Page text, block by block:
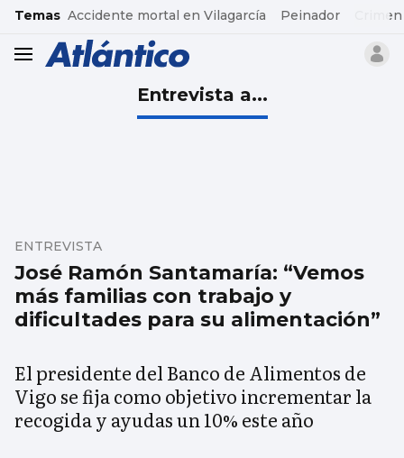
common.go-to-content
Temas Accidente mortal en Vilagarcía Peinador
header.menu.open
Entrevista a...
José Ramón Santamaría: “Vemos
más familias con trabajo y
dificultades para su alimentación”
ENTREVISTA
El presidente del Banco de Alimentos de
Vigo se fija como objetivo incrementar la
recogida y ayudas un 10% este año